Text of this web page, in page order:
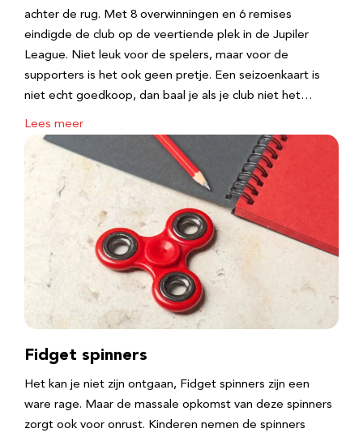
achter de rug. Met 8 overwinningen en 6 remises
eindigde de club op de veertiende plek in de Jupiler
League. Niet leuk voor de spelers, maar voor de
supporters is het ook geen pretje. Een seizoenkaart is
niet echt goedkoop, dan baal je als je club niet het…
Lees meer
Fidget spinners
Het kan je niet zijn ontgaan, Fidget spinners zijn een
ware rage. Maar de massale opkomst van deze spinners
zorgt ook voor onrust. Kinderen nemen de spinners